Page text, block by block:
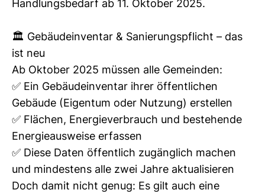
interpretieren, energieausweis immobilien, energieausweis in der nähe, energieausweis ing, energieausweis 10
energieausweis linz, energieausweis land oö, energieausweis machen lassen, energieausweis miete,
energieausweis mehrfamilienhaus, energieausweis mischgebäude, energieausweis neubau, energieausweis
notwendig, energieausweis nach sanierung, energieausweis nichtwohngebäude, energieausweis neu,
energieausweis neubau werte, energieausweis oö aussteller, energieausweis oö, energieausweis oberösterreich,
energieausweis online erstellen österreich, energieausweis oberösterreich förderung, energieausweis online
testsieger, energieausweis oö kosten, energieausweis reihenhaus, energieausweis sofort, energieausweis u
wert, energieausweis umbau, energieausweis vorlage gesetz, energieausweis verpflichtend, energieausweis
vereinfachtes verfahren, energieausweis verkauf, energieausweis vorlage gesetz österreich, energieausweis
vöcklabruck, energieausweis verlängern, energieausweis werte, energieausweis wohnung kosten,
energieausweis wohnungskauf, energieausweis wo beantragen,energieausweis Altmünster, energieausweis
Handlungsbedarf ab 11. Oktober 2025.
🏛️ Gebäudeinventar & Sanierungspflicht – das
ist neu
Ab Oktober 2025 müssen alle Gemeinden:
✅ Ein Gebäudeinventar ihrer öffentlichen
Gebäude (Eigentum oder Nutzung) erstellen
✅ Flächen, Energieverbrauch und bestehende
Energieausweise erfassen
✅ Diese Daten öffentlich zugänglich machen
und mindestens alle zwei Jahre aktualisieren
Doch damit nicht genug: Es gilt auch eine